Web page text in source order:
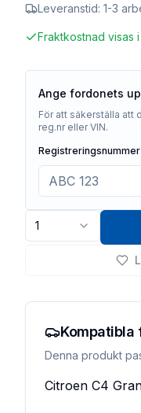
Leveranstid: 1-3
Fraktkostnad visas
Ange fordonets
För att säkerställa att
reg.nr eller VIN.
Registreringsnummer
1
Kompatibla
Denna produkt
Citroen C4